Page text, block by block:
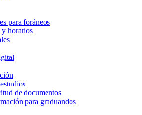
para foráneos
horarios
de documentos
para graduandos